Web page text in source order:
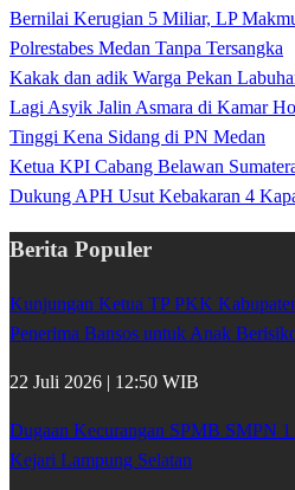
Bernilai Kerugian 5 Miliar, LP
Polrestabes Medan Tanpa Tersangka
Kakak dan adik Warga Pekan
Lagi Asyik Jalin Asmara di Kamar
Tinggi Kena Sidang di PN Medan
Ketua KPI Cabang Belawan
Dukung APH Usut Kebakaran 4
Berita Populer
Kunjungan Ketua TP PKK
Penerima Bansos untuk Anak
22 Juli 2026 | 12:50 WIB
Dugaan Kecurangan SPMB SMPN
Kejari Lampung Selatan